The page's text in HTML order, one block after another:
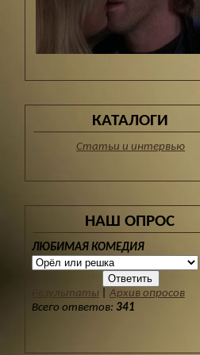
КАТАЛОГИ
Статьи и интервью
НАШ ОПРОС
ЛЮБИМАЯ КОМЕДИЯ
Результаты
Архив опросов
Всего ответов: 341